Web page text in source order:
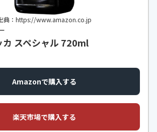
典：https://www.amazon.co.jp
カ スペシャル 720ml
Amazonで購入する
楽天市場で購入する